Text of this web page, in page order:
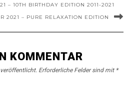
– 10TH BIRTHDAY EDITION 2011-2021
2021 – PURE RELAXATION EDITION
KOMMENTAR
Erforderliche Felder sind mit *